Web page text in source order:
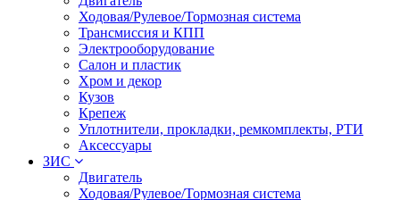
Ходовая/Рулевое/Тормозная система
Трансмиссия и КПП
Электрооборудование
Салон и пластик
Хром и декор
Кузов
Крепеж
Уплотнители, прокладки, ремкомплекты, РТИ
Аксессуары
ЗИС
Двигатель
Ходовая/Рулевое/Тормозная система